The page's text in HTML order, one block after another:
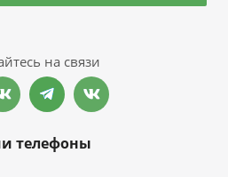
на связи
телефоны